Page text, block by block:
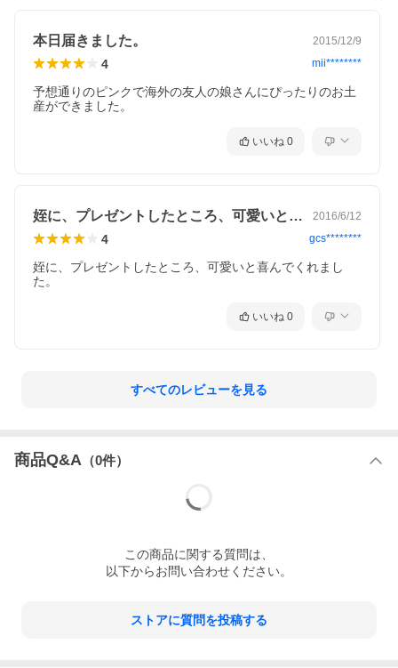
本日届きました。 2015/12/9
4 mii********
予想通りのピンクで海外の友人の娘さんにぴったりのお土
産ができました。
いいね 0
姪に、プレゼントしたところ、可愛いと喜… 2016/6/12
4 gcs********
姪に、プレゼントしたところ、可愛いと喜んでくれまし
た。
いいね 0
すべてのレビューを見る
商品Q&A （0件）
この商品に関する質問は、
以下からお問い合わせください。
ストアに質問を投稿する